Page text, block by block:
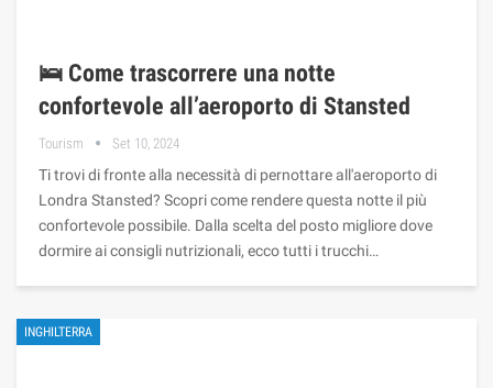
🛌 Come trascorrere una notte
confortevole all’aeroporto di Stansted
Tourism Set 10, 2024
Ti trovi di fronte alla necessità di pernottare all'aeroporto di
Londra Stansted? Scopri come rendere questa notte il più
confortevole possibile. Dalla scelta del posto migliore dove
dormire ai consigli nutrizionali, ecco tutti i trucchi…
INGHILTERRA